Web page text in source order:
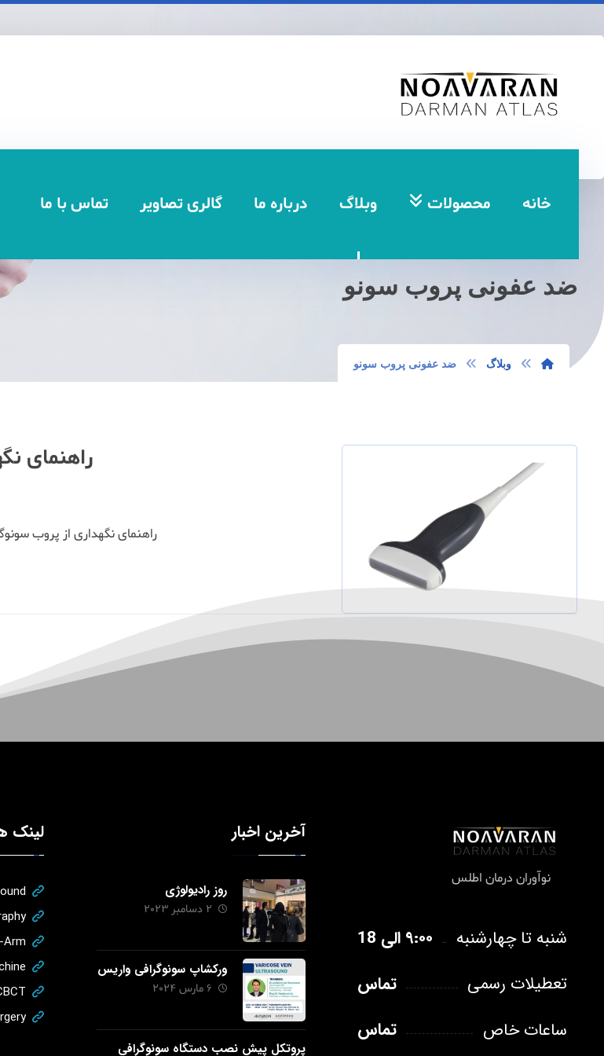
خانه محصولات وبلاگ درباره ما گالری تصاویر تماس با ما
ضد عفونی پروب سونو
وبلاگ ضد عفونی پروب سونو
راهنمای
راهنمای نگهداری از پروب
نوآوران درمان اطلس
شنبه تا چهارشنبه
۹:۰۰ الی 18
تعطیلات رسمی
تماس
ساعات خاص
تماس
آخرین اخبار
روز رادیولوژی
2 دسامبر 2023
ورکشاپ سونوگرافی واریس
6 مارس 2024
پروتکل پیش نصب دستگاه سونوگرافی
لینک
Arm